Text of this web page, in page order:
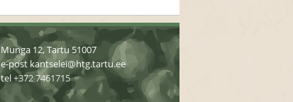
Munga 12, Tartu 51007
e-post kantselei@htg.tartu.ee
tel+372 7461715